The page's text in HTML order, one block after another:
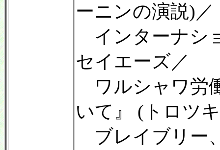
ーニンの演説)／
インターナシ
セイエーズ／
ワルシャワ労
いて』 (トロツ
ブレイブリー